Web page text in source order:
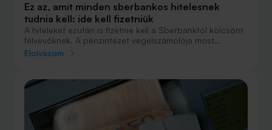
Ez az, amit minden sberbankos hitelesnek
tudnia kell: ide kell fizetniük
A hiteleket ezután is fizetnie kell a Sberbanktól kölcsönt
felvevőknek. A pénzintézet végelszámolója most
elárulta, mit kell tenniük, milyen számlaszámra kell
Elolvasom